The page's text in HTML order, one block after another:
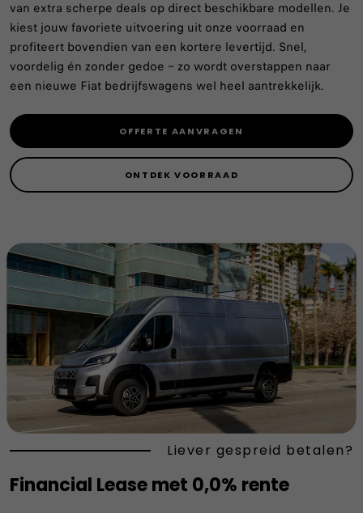
van extra scherpe deals op direct beschikbare modellen. Je
kiest jouw favoriete uitvoering uit onze voorraad en
profiteert bovendien van een kortere levertijd. Snel,
voordelig én zonder gedoe – zo wordt overstappen naar
een nieuwe Fiat bedrijfswagens wel heel aantrekkelijk.
OFFERTE AANVRAGEN
ONTDEK VOORRAAD
Liever gespreid betalen?
Financial Lease met 0,0% rente